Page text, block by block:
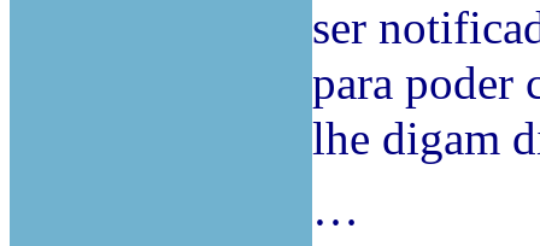
ser
para poder
lhe digam
…